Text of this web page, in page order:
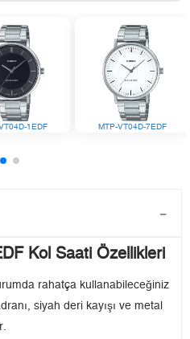
1EDF MTP-VT04D-7EDF
Kol Saati Özellikleri
rahatça kullanabileceğiniz
siyah deri kayışı ve metal